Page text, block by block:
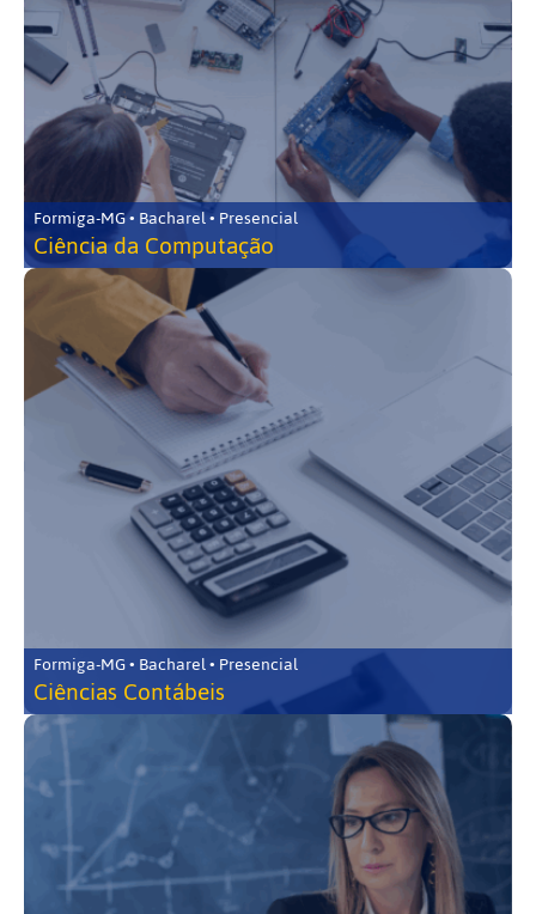
Formiga-MG • Bacharel • Presencial
Ciência da Computação
Formiga-MG • Bacharel • Presencial
Ciências Contábeis